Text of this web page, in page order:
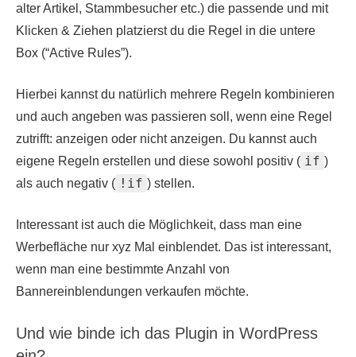
alter Artikel, Stammbesucher etc.) die passende und mit
Klicken & Ziehen platzierst du die Regel in die untere
Box (“Active Rules”).
Hierbei kannst du natürlich mehrere Regeln kombinieren
und auch angeben was passieren soll, wenn eine Regel
zutrifft: anzeigen oder nicht anzeigen. Du kannst auch
eigene Regeln erstellen und diese sowohl positiv ( if )
als auch negativ ( !if ) stellen.
Interessant ist auch die Möglichkeit, dass man eine
Werbefläche nur xyz Mal einblendet. Das ist interessant,
wenn man eine bestimmte Anzahl von
Bannereinblendungen verkaufen möchte.
Und wie binde ich das Plugin in WordPress